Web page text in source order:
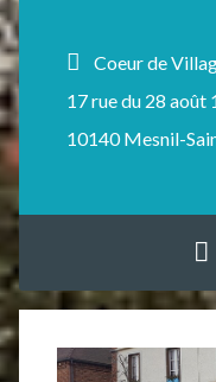
Coeur de
17 rue du 28 août
10140 Mesnil-